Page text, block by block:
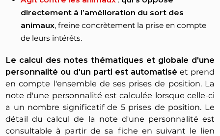
directement à l’amélioration du sort des
animaux, freine concrètement la prise en compte
de leurs intérêts.
Le calcul des notes thématiques et globale d'une
personnalité ou d'un parti est automatisé et prend
en compte l'ensemble de ses prises de position. La
note d'une personnalité est calculée lorsque celle-ci
a un nombre significatif de 5 prises de position. Le
détail du calcul de la note d'une personnalité est
consultable à partir de sa fiche en suivant le lien